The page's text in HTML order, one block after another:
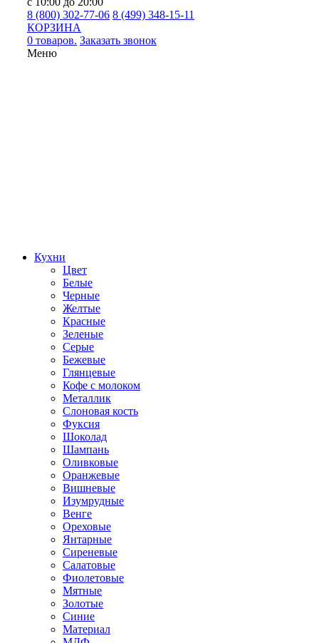
8 (800) 302-77-06 8 (499) 348-15-11
КОРЗИНА
0 товаров. Заказать звонок
Меню
Кухни
Цвет
Белые
Черные
Желтые
Красные
Зеленые
Серые
Бежевые
Глянцевые
Кофе с молоком
Металлик
Слоновая кость
Фуксия
Шоколад
Шампань
Оливковые
Оранжевые
Вишневые
Изумрудные
Венге
Ореховые
Янтарные
Сиреневые
Салатовые
Фиолетовые
Мятные
Золотые
Синие
Материал